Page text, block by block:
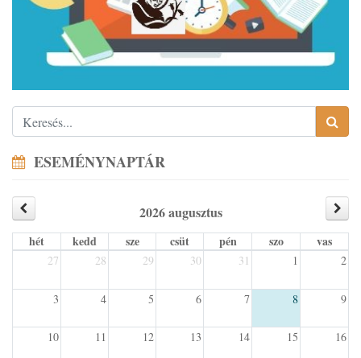
ESEMÉNYNAPTÁR
2026 augusztus
hét kedd sze csüt pén szo vas
27 28 29 30 31 1 2
3 4 5 6 7 8 9
10 11 12 13 14 15 16